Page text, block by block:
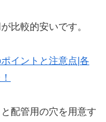
比較的安いです。
イントと注意点|各
配管用の穴を用意す